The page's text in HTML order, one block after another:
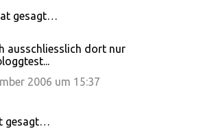
gesagt…
ausschliesslich dort nur
2006 um 15:37
gesagt…